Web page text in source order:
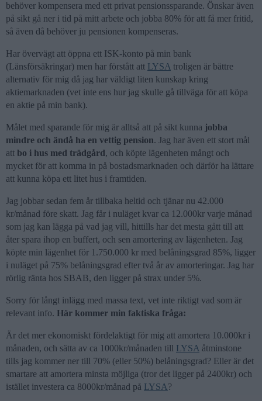
behöver kompensera med ett privat pensionssparande. Önskar även
på sikt gå ner i tid på mitt arbete och jobba 80% för att få mer fritid,
så även då behöver ju pensionen kompenseras.
Har övervägt att öppna ett ISK-konto på min bank
(Länsförsäkringar) men har förstått att LYSA troligen är bättre
alternativ för mig då jag har väldigt liten kunskap kring
aktiemarknaden (vet inte ens hur jag skulle gå tillväga för att köpa
en aktie på min bank).
Målet med sparande för mig är alltså att på sikt kunna jobba
mindre och ändå ha en vettig pension. Jag har även ett stort mål
att bo i hus med trädgård, och köpte lägenheten mångt och
mycket för att komma in på bostadsmarknaden och därför ha lättare
att kunna köpa ett litet hus i framtiden.
Jag jobbar sedan fem år tillbaka heltid och tjänar nu 42.000
kr/månad före skatt. Jag får i nuläget kvar ca 12.000kr varje månad
som jag kan lägga på vad jag vill, hittills har det mesta gått till att
åter spara ihop en buffert, och sen amortering av lägenheten. Jag
köpte min lägenhet för 1.750.000 kr med belåningsgrad 85%, ligger
i nuläget på 75% belåningsgrad efter två år av amorteringar. Jag har
rörlig ränta hos SBAB, den ligger på strax under 5%.
Sorry för långt inlägg med massa text, vet inte riktigt vad som är
relevant info. Här kommer min faktiska fråga:
Är det mer ekonomiskt fördelaktigt för mig att amortera 10.000kr i
månaden, och sätta av ca 1000kr/månaden till LYSA åtminstone
tills jag kommer ner till 70% (eller 50%) belåningsgrad? Eller är det
smartare att amortera minsta möjliga (tror det ligger på 2400kr) och
istället investera ca 8000kr/månad på LYSA?